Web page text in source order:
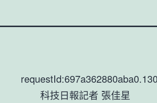
科技日報記者 張佳星